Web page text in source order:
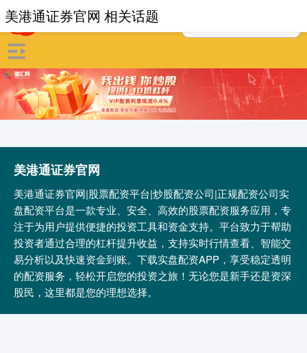
美港通证券官网
美港通证券官网|股票配资平台|炒股配资公司|正规配资公司实
盘配资平台是一款专业、安全、高效的股票配资服务应用，专
注于为用户提供便捷的投资工具和资金支持。平台致力于帮助
投资者通过合理的杠杆提升收益，支持实时行情查看、智能交
易分析以及快速资金到账。下载实盘配资APP，享受稳定透明
的配资服务，轻松开启您的投资之旅！无论您是新手还是资深
股民，这里都是您的理想选择。
美港通证券官网 相关话题